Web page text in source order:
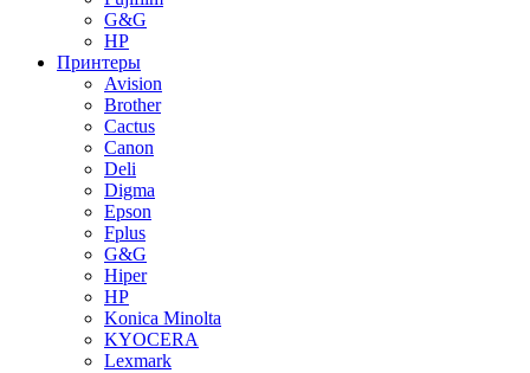
G&G
HP
Принтеры
Avision
Brother
Cactus
Canon
Deli
Digma
Epson
Fplus
G&G
Hiper
HP
Konica Minolta
KYOCERA
Lexmark